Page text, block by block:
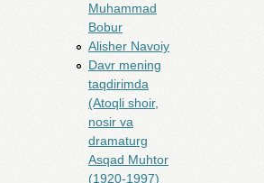
Muhammad
Bobur
Alisher Navoiy
Davr mening
taqdirimda
(Atoqli shoir,
nosir va
dramaturg
Asqad Muhtor
(1920-1997)